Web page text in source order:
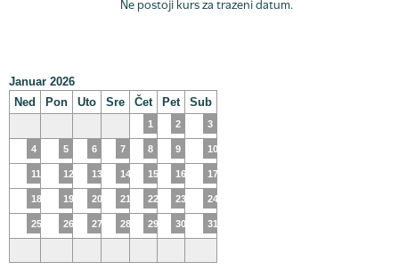
Ne postoji kurs za trazeni datum.
Januar 2026
Ned
Pon Uto Sre Čet Pet Sub
1 2 3
4 5 6 7 8 9 10
11 12 13 14 15 16 17
18 19 20 21 22 23 24
25 26 27 28 29 30 31